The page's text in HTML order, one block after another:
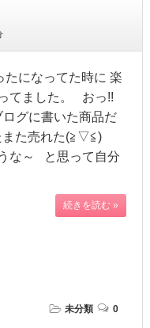
になってた時に 楽
てました。 おっ!!
グに書いた商品だ
また売れた(≧▽≦)
な～ と思って自分
続きを読む »
未分類 0